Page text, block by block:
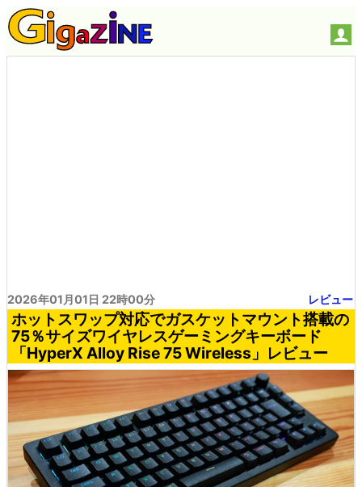
2026年01月01日 22時00分 レビュー
ホットスワップ対応でガスケットマウント搭載の
75％サイズワイヤレスゲーミングキーボード
「HyperX Alloy Rise 75 Wireless」レビュー